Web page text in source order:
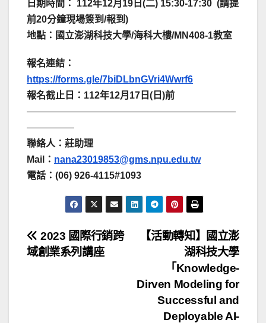
日期時間： 112年12月19日(二) 15:30-17:30 (請提
前20分鐘現場簽到/報到)
地點：國立澎湖科技大學/海科大樓/MN408-1教室
報名連結 ：
https://forms.gle/7biDLbnGVri4Wwrf6
報名截止日 ： 112年12月 17 日 ( 日 )前
——————————————————————
—————
聯絡人 ： 莊助理
Mail ： nana23019853@gms.npu.edu.tw
電話 ： (06) 926-4115#1093
文
章
【活動轉知】國立澎
湖科技大學
「Knowledge-
Dirven Modeling for
Successful and
Deployable AI-
2023 國際行銷跨
域創業系列講座